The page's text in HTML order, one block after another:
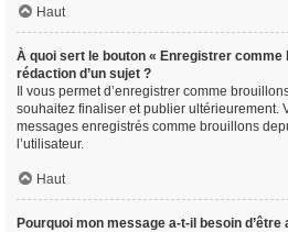
Haut
À quoi sert le bouton « Enregistrer
rédaction d’un sujet ?
Il vous permet d’enregistrer comme
souhaitez finaliser et publier ultérieurement.
messages enregistrés comme brouillons
l’utilisateur.
Haut
Pourquoi mon message a-t-il besoin d’être